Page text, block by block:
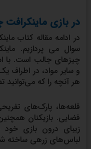
در بازی
در ادامه مقاله کتاب
سوال می پردازیم.
چیزهای جالب است. با
و سایر مواد، در
هر آنچه را که می‌توانید
قلعه‌ها، پارک‌های
فضایی. بازیکنان
زیبای درون بازی خود
لباس‌های زرهی ساخته